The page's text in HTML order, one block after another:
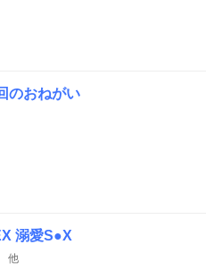
のおねがい
溺愛S●X
他